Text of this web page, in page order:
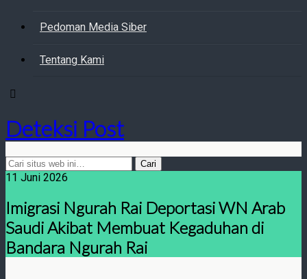
Pedoman Media Siber
Tentang Kami
Deteksi Post
11 Juni 2026
Imigrasi Ngurah Rai Deportasi WN Arab
Saudi Akibat Membuat Kegaduhan di
Bandara Ngurah Rai